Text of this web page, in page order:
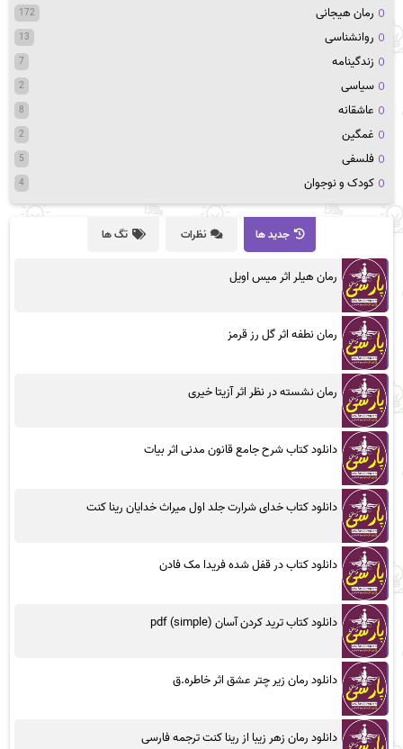
رمان هیجانی 172
روانشناسی 13
زندگینامه 7
سیاسی 2
عاشقانه 8
غمگین 2
فلسفی 5
کودک و نوجوان 4
جدید ها نظرات تگ ها
رمان هیلر اثر میس اویل
رمان نطفه اثر گل رز قرمز
رمان نشسته در نظر اثر آزیتا خیری
دانلود کتاب شرح جامع قانون مدنی اثر بیات
دانلود کتاب خدای شرارت جلد اول میراث خدایان رینا کنت
دانلود کتاب در قفل شده فریدا مک فادن
دانلود کتاب ترید کردن آسان (simple) pdf
دانلود رمان زیر چتر عشق اثر خاطره.ق
دانلود رمان زهر زیبا از رینا کنت ترجمه فارسی